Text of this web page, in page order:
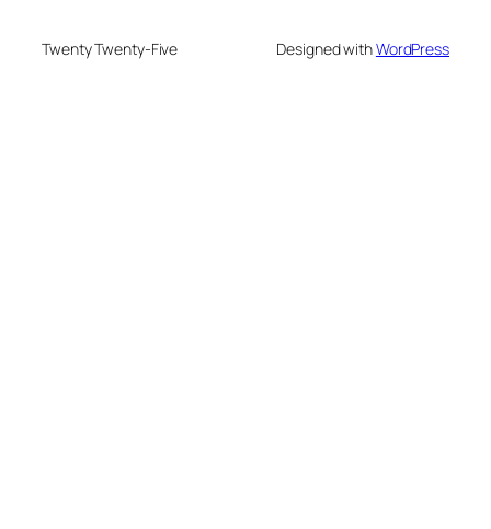
Twenty Twenty-Five Designed withWordPress